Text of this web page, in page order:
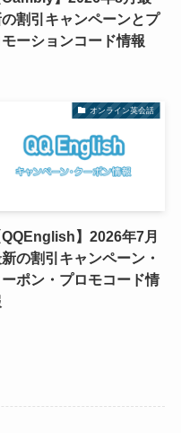
割引キャンペーンとプ
モーションコード情報
オンライン英会話
QQEnglish】2026年7月
の割引キャンペーン・
ポン・プロモコード情